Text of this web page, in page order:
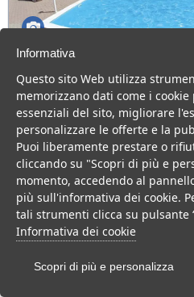
Calabria > Cutro > Steccato
290 Camere
Villaggio 4 stelle in Calabria, sul
famiglie con bambini.
Villaggio Resort Hotel
VEDI SU
Informativa
Questo sito Web utilizza
memorizzano dati come i
essenziali del sito, migliorare
personalizzare le offerte e la
Puoi liberamente prestare o
cliccando su "Scopri di più e
momento, accedendo al
più sull'informativa dei cookie.
tali strumenti clicca su pulsante
Informativa dei cookie
Scopri di più e personalizza